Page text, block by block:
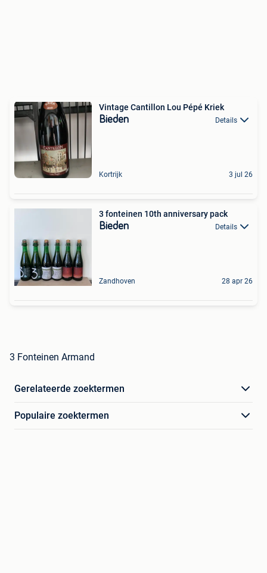
Vintage Cantillon Lou Pépé Kriek
Bieden Details
Kortrijk 3 jul 26
3 fonteinen 10th anniversary pack
Bieden Details
Zandhoven 28 apr 26
3 Fonteinen Armand
Gerelateerde zoektermen
Populaire zoektermen